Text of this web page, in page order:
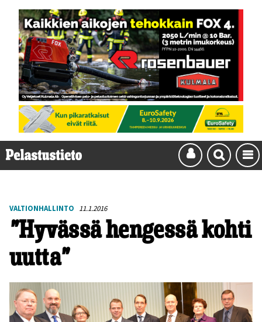
VALTIONHALLINTO 11.1.2016
”Hyvässä hengessä kohti
uutta”